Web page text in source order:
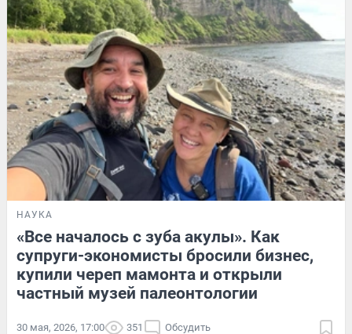
НАУКА
«Все началось с зуба акулы». Как
супруги-экономисты бросили бизнес,
купили череп мамонта и открыли
частный музей палеонтологии
30 мая, 2026, 17:00 351 Обсудить